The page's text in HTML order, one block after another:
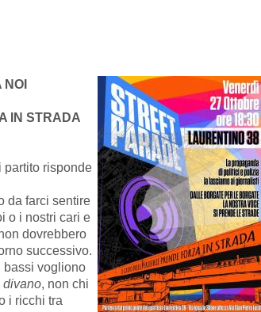
IN STRADA
partito risponde
da farci sentire
o i nostri cari e
dovrebbero
successivo.
bassi vogliono
divano, non chi
i ricchi tra